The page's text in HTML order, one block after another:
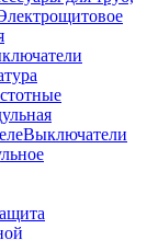
Выключатели